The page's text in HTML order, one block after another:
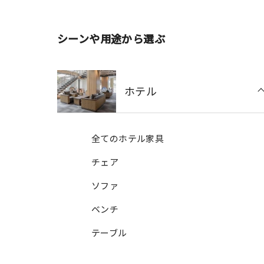
シーンや用途から選ぶ
ホテル
全てのホテル家具
チェア
ソファ
ベンチ
テーブル